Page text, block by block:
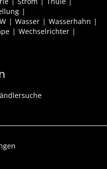
Wasser
Wasserhahn
Wechselrichter